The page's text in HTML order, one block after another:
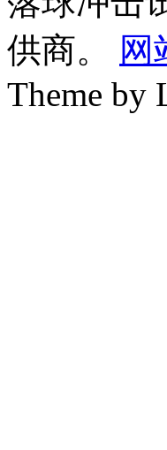
供商。
网
Theme by